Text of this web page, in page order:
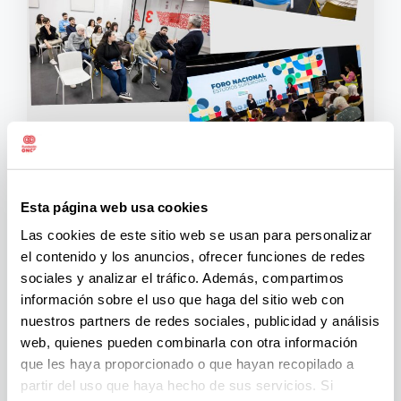
Esta página web usa cookies
Las cookies de este sitio web se usan para personalizar
el contenido y los anuncios, ofrecer funciones de redes
sociales y analizar el tráfico. Además, compartimos
información sobre el uso que haga del sitio web con
nuestros partners de redes sociales, publicidad y análisis
web, quienes pueden combinarla con otra información
que les haya proporcionado o que hayan recopilado a
partir del uso que haya hecho de sus servicios. Si
visual han participado en el primer ‘Foro Nacional de
Estudios Superiores’, celebrado por la Dirección de
Educación, Empleo y Braille de la ONCE en el Centro
de Recursos Educativos (CRE) de Madrid, el pasado
mes de febrero. Un encuentro pensado para el
alumnado afiliado o estudiantes extranjeros
beneficiarios atendidos por los distintos equipos
específicos de atención educativa de la ONCE, de
entre 18 y 30 años, que se encuentran cursando,